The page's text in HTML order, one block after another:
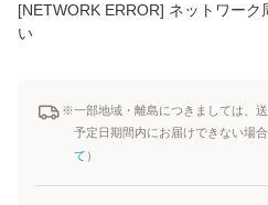
[NETWORK ERROR] ネットワーク
い
※一部地域・離島につきましては、
予定日期間内にお届けできない場
て ）